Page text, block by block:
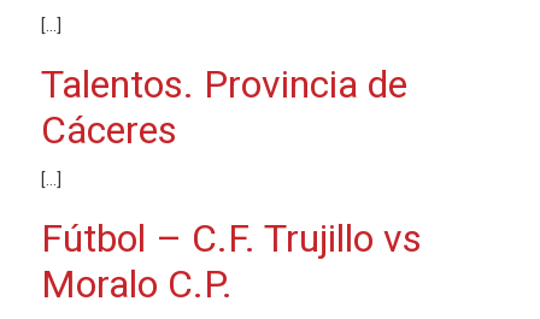
[…]
Talentos. Provincia de
Cáceres
[…]
Fútbol – C.F. Trujillo vs
Moralo C.P.